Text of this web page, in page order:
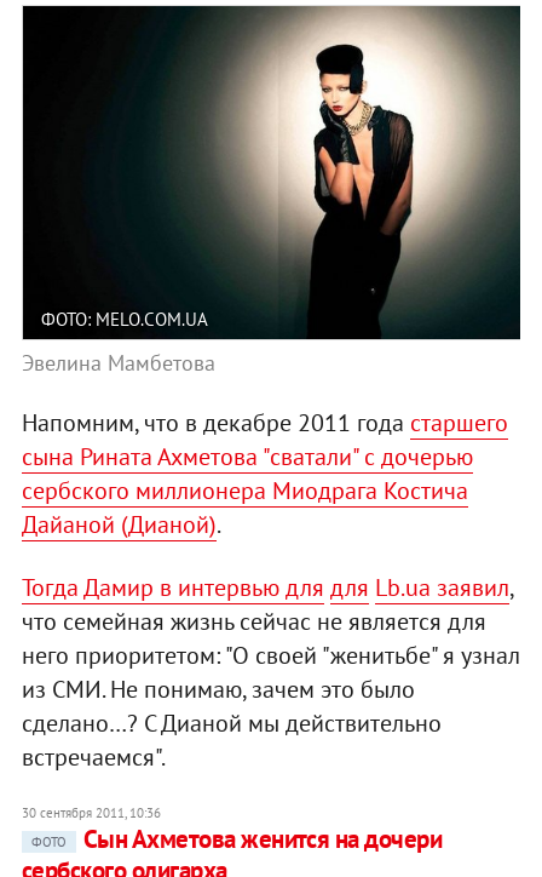
ФОТО: MELO.COM.UA
Эвелина Мамбетова
Напомним, что в декабре 2011 года старшего
сына Рината Ахметова "сватали" с дочерью
сербского миллионера Миодрага Костича
Дайаной (Дианой).
Тогда Дамир в интервью для для Lb.ua заявил,
что семейная жизнь сейчас не является для
него приоритетом: "О своей "женитьбе" я узнал
из СМИ. Не понимаю, зачем это было
сделано…? С Дианой мы действительно
встречаемся".
30 сентября 2011, 10:36
ФОТО
Сын Ахметова женится на дочери